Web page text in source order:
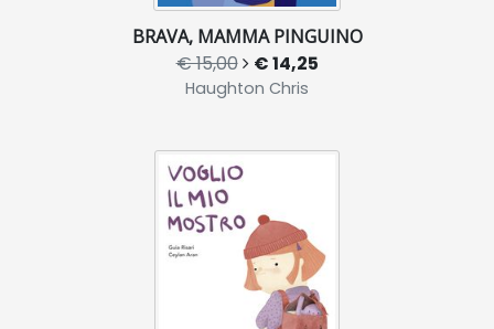
BRAVA, MAMMA PINGUINO
€ 15,00 € 14,25
Haughton Chris